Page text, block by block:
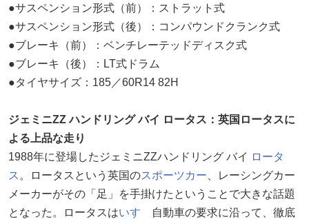
●サスペンション形式（前）：ストラット式
●サスペンション形式（後）：コンパウンドクランク式
●ブレーキ（前）：ベンチレーテッドディスク式
●ブレーキ（後）：LT式ドラム
●タイヤサイズ：185／60R14 82H
ジェミニZZ ハンドリング バイ ロータス：英国ロータスに
よる上品な走り
1988年に登場したジェミニZZハンドリング バイ ロータ
ス 。ロータスという英国のスポーツカー 、レーシングカー
メーカーがその「足」を手掛けたということで大きな話題
となった。ロータスはいすゞ
自動車の要求に沿って、徹底